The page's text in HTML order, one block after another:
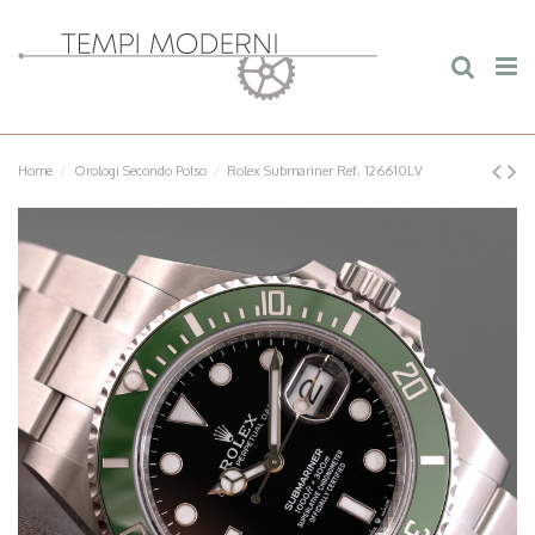
Home Orologi Secondo Polso Rolex Submariner Ref. 126610LV